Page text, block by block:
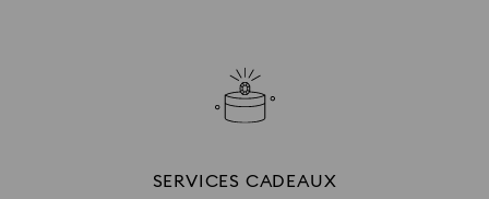
SERVICES CADEAUX